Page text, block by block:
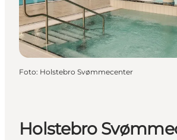
Foto: Holstebro Svømmecenter
Holstebro